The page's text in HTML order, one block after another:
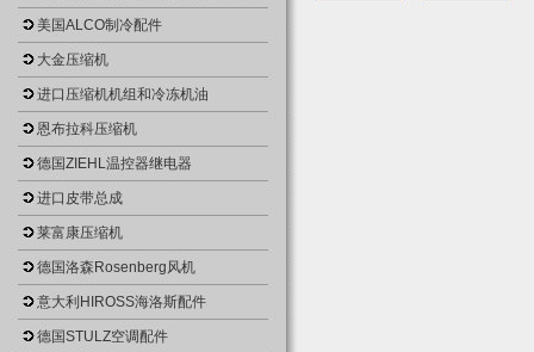
美国ALCO制冷配件
大金压缩机
进口压缩机机组和冷冻机油
恩布拉科压缩机
德国ZIEHL温控器继电器
进口皮带总成
莱富康压缩机
德国洛森Rosenberg风机
意大利HIROSS海洛斯配件
德国STULZ空调配件